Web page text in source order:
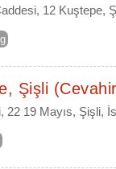
12 Kuştepe,
Şişli
22 19 Mayıs, Şişli,